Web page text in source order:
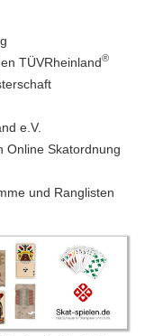
TÜVRheinland®
e.V.
Online Skatordnung
und Ranglisten